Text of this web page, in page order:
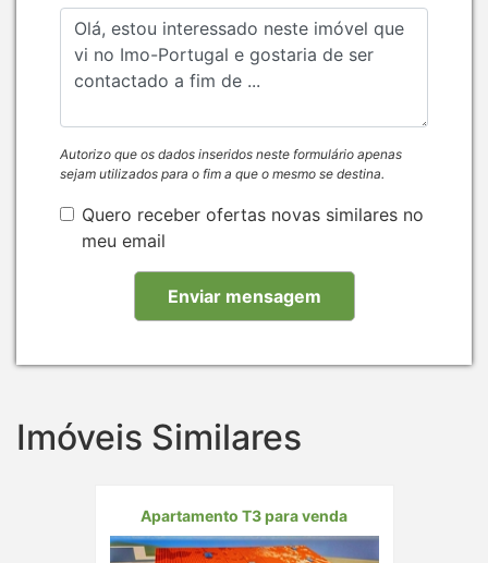
Autorizo que os dados inseridos neste formulário apenas
sejam utilizados para o fim a que o mesmo se destina.
Quero receber ofertas novas similares no
meu email
Imóveis Similares
Apartamento T3 para venda